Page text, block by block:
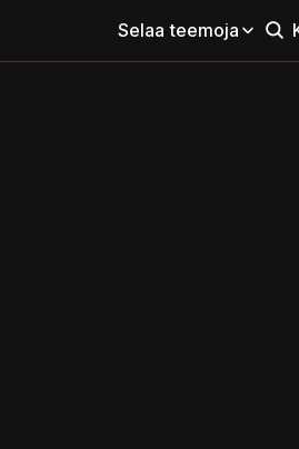
Selaa teemoja